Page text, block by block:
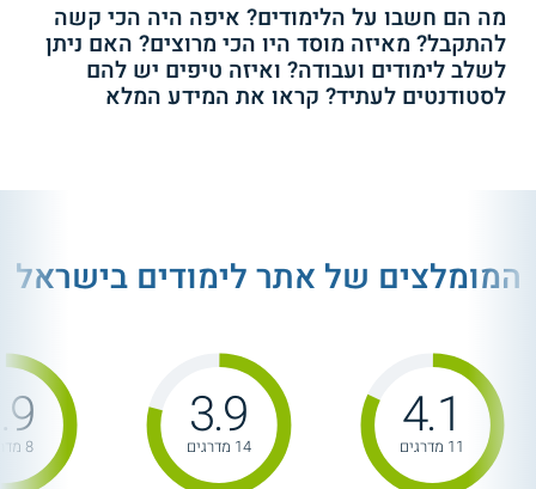
מה הם חשבו על הלימודים? איפה היה הכי קשה
להתקבל? מאיזה מוסד היו הכי מרוצים? האם ניתן
לשלב לימודים ועבודה? ואיזה טיפים יש להם
לסטודנטים לעתיד? קראו את המידע המלא
המומלצים של אתר לימודים בישראל
4.111 מדרגים 3.9
14 מדרגים 8 מדרגים